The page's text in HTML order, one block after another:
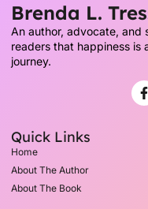
Brenda L.
An author, advocate, and
readers that happiness is
journey.
Quick Links
Home
About The Author
About The Book